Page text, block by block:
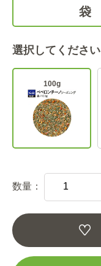
袋
選択してください
100g
数量：